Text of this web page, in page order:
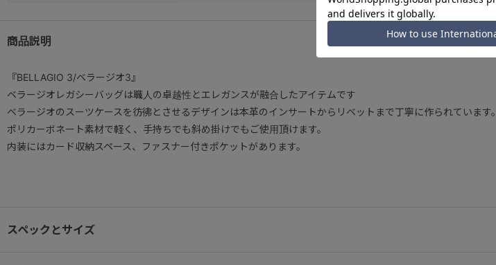
商品説明
『BELLAGIO 3/ベラージオ3』
ベラージオレガシーバッグは職人の卓越性とエレガンスが融合したアイテムです
ベラージオのスーツケースを彷彿とさせるデザインは本革のインサートからリベットまで丁寧に作られています。
ポリカーボネート素材で軽く、手持ちでも斜め掛けでもご使用頂けます。
内装にはカード収納スペース、ファスナー付きポケットがあります。
スペックとサイズ